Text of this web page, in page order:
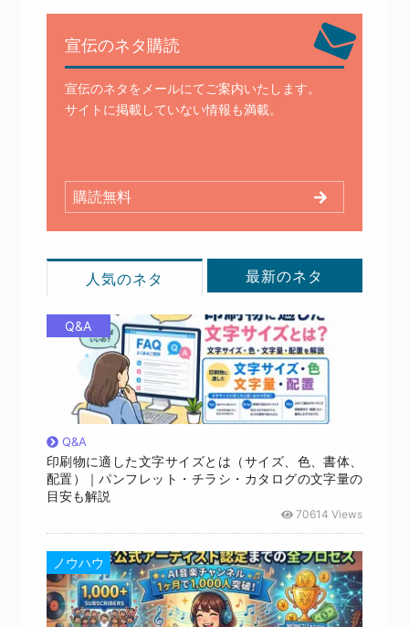
宣伝のネタ購読
宣伝のネタをメールにてご案内いたします。
サイトに掲載していない情報も満載。
購読無料
人気のネタ 最新のネタ
Q&A
Q&A
印刷物に適した文字サイズとは（サイズ、色、書体、
配置）｜パンフレット・チラシ・カタログの文字量の
目安も解説
70614 Views
ノウハウ